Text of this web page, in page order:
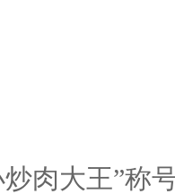
肉大王”称